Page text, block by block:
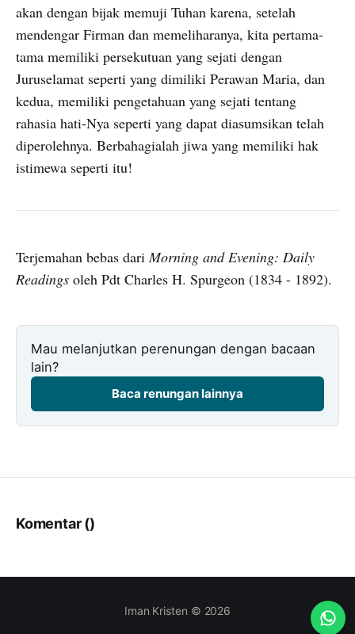
akan dengan bijak memuji Tuhan karena, setelah
mendengar Firman dan memeliharanya, kita pertama-
tama memiliki persekutuan yang sejati dengan
Juruselamat seperti yang dimiliki Perawan Maria, dan
kedua, memiliki pengetahuan yang sejati tentang
rahasia hati-Nya seperti yang dapat diasumsikan telah
diperolehnya. Berbahagialah jiwa yang memiliki hak
istimewa seperti itu!
Terjemahan bebas dari Morning and Evening: Daily
Readings oleh Pdt Charles H. Spurgeon (1834 - 1892).
Mau melanjutkan perenungan dengan bacaan
lain?
Baca renungan lainnya
Komentar ()
Iman Kristen © 2026